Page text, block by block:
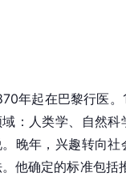
年起在巴黎行医
：人类学、自然
晚年，兴趣转向
他确定的标准包括